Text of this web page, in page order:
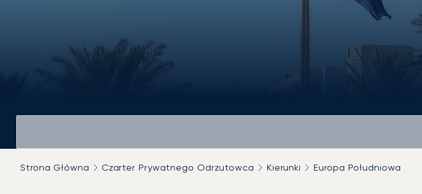
Strona Główna Czarter Prywatnego Odrzutowca Kierunki Europa Południowa